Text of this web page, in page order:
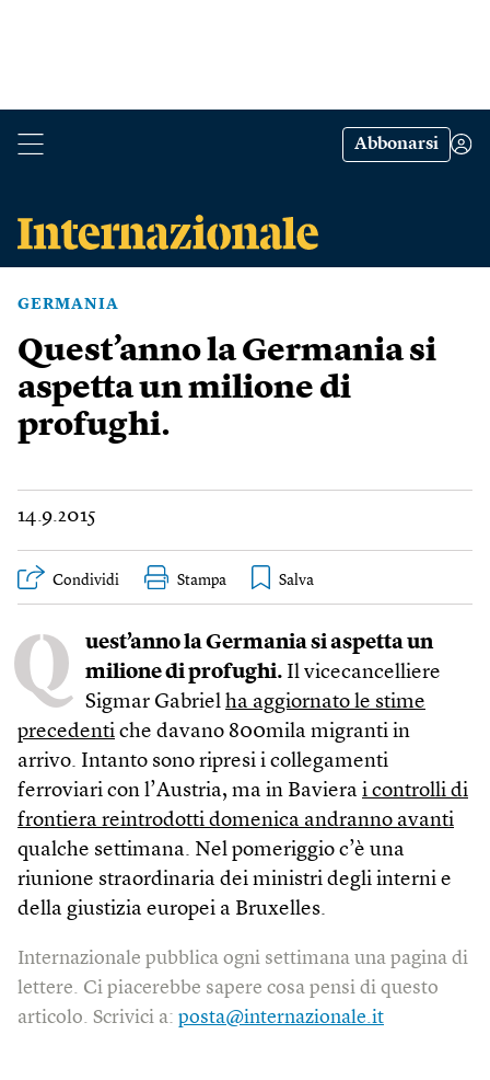
Abbonarsi
GERMANIA
Quest’anno la Germania si
aspetta un milione di
profughi.
14.9.2015
Condividi Stampa
Q uest’anno la Germania si aspetta un
milione di profughi. Il vicecancelliere
Sigmar Gabriel ha aggiornato le stime
precedenti che davano 800mila migranti in
arrivo. Intanto sono ripresi i collegamenti
ferroviari con l’Austria, ma in Baviera i controlli di
frontiera reintrodotti domenica andranno avanti
qualche settimana. Nel pomeriggio c’è una
riunione straordinaria dei ministri degli interni e
della giustizia europei a Bruxelles.
Internazionale pubblica ogni settimana una pagina di
lettere. Ci piacerebbe sapere cosa pensi di questo
articolo. Scrivici a: posta@internazionale.it